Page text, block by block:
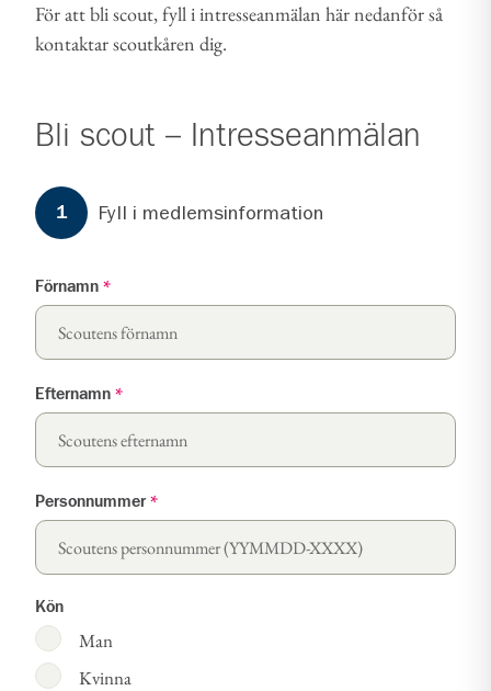
För att bli scout, fyll i intresseanmälan här nedanför så
kontaktar scoutkåren dig.
Bli scout – Intresseanmälan
Formuläret har steg.
1 Steg1
Fyll i medlemsinformation
Förnamn *
Efternamn *
Personnummer *
Kön
Man
Kvinna